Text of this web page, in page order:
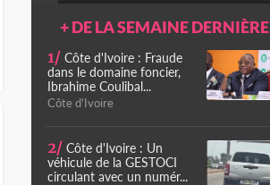
+ DE LA SEMAINE DERNIÈRE
1/ Côte d'Ivoire : Fraude
dans le domaine foncier,
Ibrahime Coulibal...
Côte d'Ivoire
2/ Côte d'Ivoire : Un
véhicule de la GESTOCI
circulant avec un numér...